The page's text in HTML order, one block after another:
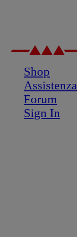
Shop
Assistenza
Forum
Sign In